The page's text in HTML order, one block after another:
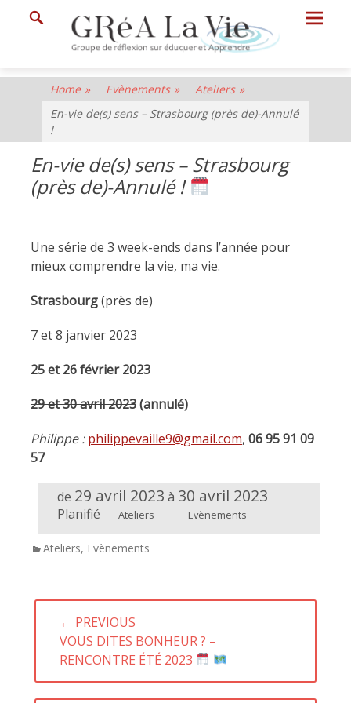
GRéA
La
Vie
Groupe
de
Réflexion
Eduquer
et
Apprendre
Menu
Home » Evènements » Ateliers »
En-vie de(s) sens – Strasbourg (près de)-Annulé
!
En-vie de(s) sens – Strasbourg
(près de)-Annulé !
Une série de 3 week-ends dans l’année pour
mieux comprendre la vie, ma vie.
Strasbourg(près de)
7 et 8 janvier 2023
25 et 26 février 2023
29 et 30 avril 2023(annulé)
Philippe : philippevaille9@gmail.com, 06 95 91 09
57
de 29 avril 2023 à 30 avril 2023
Planifié Ateliers Evènements
Categories
Ateliers, Evènements
Navigation
l’article
← PREVIOUS
PREVIOUS
POST:
VOUS DITES BONHEUR ? –
RENCONTRE ÉTÉ 2023